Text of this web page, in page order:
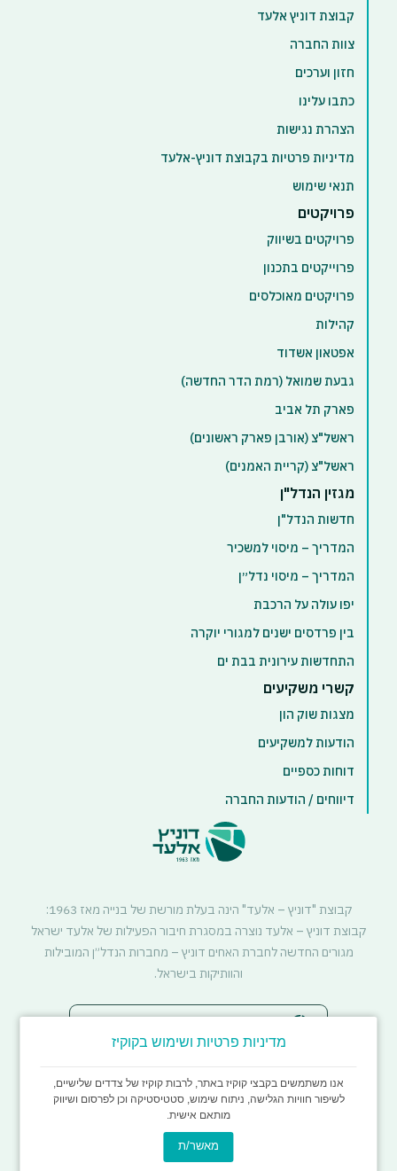
קבוצת "דוניץ – אלעד" הינה בעלת מורשת של בנייה מאז 1963:
קבוצת דוניץ – אלעד נוצרה במסגרת חיבור הפעילות של אלעד ישראל
מגורים החדשה לחברת האחים דוניץ – מחברות הנדל״ן המובילות
והוותיקות בישראל.
קבוצת דוניץ אלעד
צוות החברה
חזון וערכים
כתבו עלינו
הצהרת נגישות
מדיניות פרטיות בקבוצת דוניץ-אלעד
תנאי שימוש
פרויקטים
פרויקטים בשיווק
פרוייקטים בתכנון
פרויקטים מאוכלסים
קהילות
אפטאון אשדוד
גבעת שמואל (רמת הדר החדשה)
פארק תל אביב
ראשל"צ (אורבן פארק ראשונים)
ראשל"צ (קריית האמנים)
מגזין הנדל"ן
חדשות הנדל"ן
המדריך – מיסוי למשכיר
המדריך – מיסוי נדל״ן
יפו עולה על הרכבת
בין פרדסים ישנים למגורי יוקרה
התחדשות עירונית בבת ים
קשרי משקיעים
מצגות שוק הון
הודעות למשקיעים
דוחות כספיים
דיווחים / הודעות החברה
כל הזכויות שמורות לדוניץ אלעד
מדיניות פרטיות ושימוש בקוקיז
אנו משתמשים בקבצי קוקיז באתר, לרבות קוקיז של צדדים שלישיים,
לשיפור חוויות הגלישה, ניתוח שימוש, סטטיסטיקה וכן לפרסום ושיווק
מותאם אישית.
מאשר/ת